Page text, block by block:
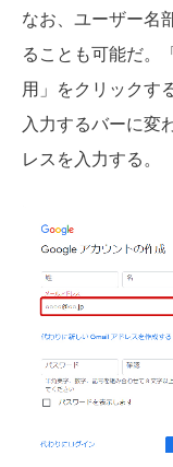
なお、ユーザー名
ることも可能だ。
用」をクリックす
入力するバーに変
レスを入力する。